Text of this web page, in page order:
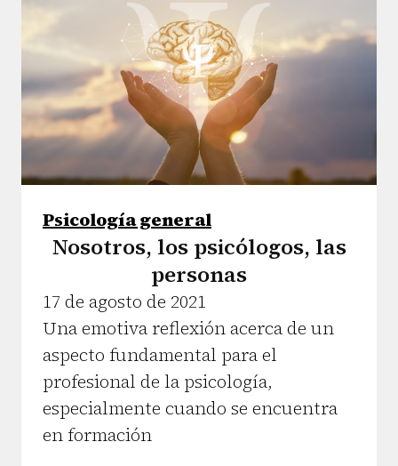
Psicología general
Nosotros, los psicólogos, las
personas
17 de agosto de 2021
Una emotiva reflexión acerca de un
aspecto fundamental para el
profesional de la psicología,
especialmente cuando se encuentra
en formación